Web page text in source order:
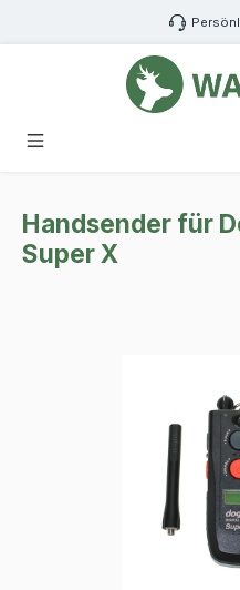
Zum Hauptinhalt springen
Handsender für
Super X